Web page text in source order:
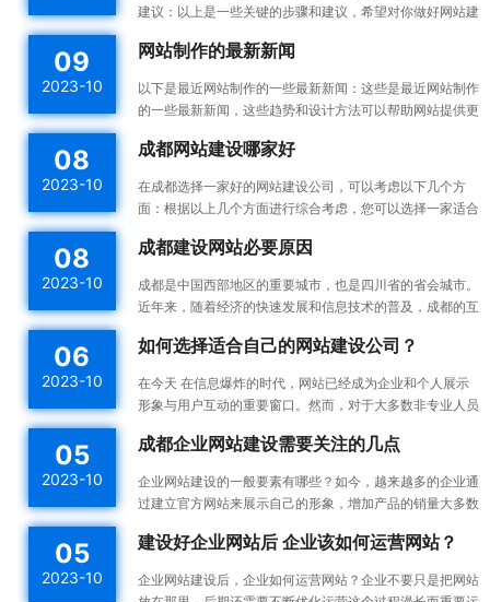
建议：以上是一些关键的步骤和建议，希望对你做好网站建
你的...
09
2023-10
网站制作的最新新闻
以下是最近网站制作的一些最新新闻：这些是最近网站制作
的一些最新新闻，这些趋势和设计方法可以帮助网站提供更
计：...
08
2023-10
成都网站建设哪家好
在成都选择一家好的网站建设公司，可以考虑以下几个方
面：根据以上几个方面进行综合考虑，您可以选择一家适合
公司进...
08
2023-10
成都建设网站必要原因
成都是中国西部地区的重要城市，也是四川省的省会城市。
近年来，随着经济的快速发展和信息技术的普及，成都的互
引更...
06
2023-10
如何选择适合自己的网站建设公司？
在今天 在信息爆炸的时代，网站已经成为企业和个人展示
形象与用户互动的重要窗口。然而，对于大多数非专业人员
所以...
05
2023-10
成都企业网站建设需要关注的几点
企业网站建设的一般要素有哪些？如今，越来越多的企业通
过建立官方网站来展示自己的形象，增加产品的销量大多数
一件...
05
2023-10
建设好企业网站后 企业该如何运营网站？
企业网站建设后，企业如何运营网站？企业不要只是把网站